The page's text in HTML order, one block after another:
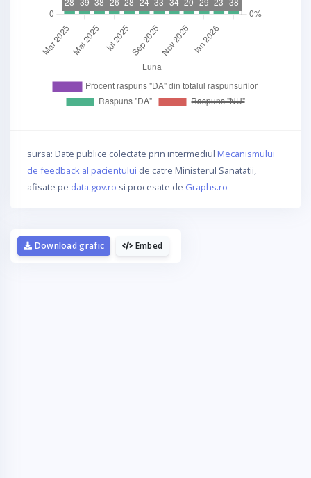
sursa: Date publice colectate prin intermediul Mecanismului
de feedback al pacientului de catre Ministerul Sanatatii,
afisate pe data.gov.ro si procesate de Graphs.ro
Embed
Download grafic